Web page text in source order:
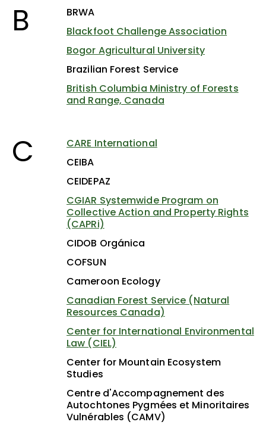
B
BRWA
Blackfoot Challenge Association
Bogor Agricultural University
Brazilian Forest Service
British Columbia Ministry of Forests
and Range, Canada
C
CARE International
CEIBA
CEIDEPAZ
CGIAR Systemwide Program on
Collective Action and Property Rights
(CAPRi)
CIDOB Orgánica
COFSUN
Cameroon Ecology
Canadian Forest Service (Natural
Resources Canada)
Center for International Environmental
Law (CIEL)
Center for Mountain Ecosystem
Studies
Centre d'Accompagnement des
Autochtones Pygmées et Minoritaires
Vulnérables (CAMV)